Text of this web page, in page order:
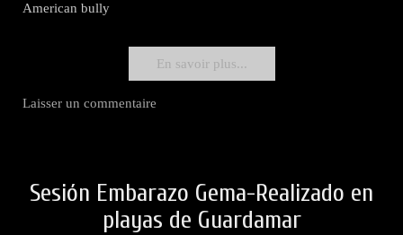
American bully
En savoir plus...
Laisser un commentaire
Sesión Embarazo Gema-Realizado en
playas de Guardamar